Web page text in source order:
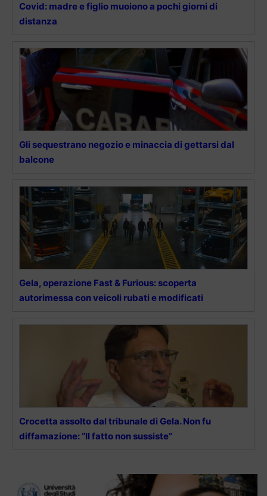
Covid: madre e figlio muoiono a pochi giorni di
distanza
Gli sequestrano negozio e minaccia di gettarsi dal
balcone
Gela, operazione Fast & Furious: scoperta
autorimessa con veicoli rubati e modificati
Crocetta assolto dal tribunale di Gela. Non fu
diffamazione: “Il fatto non sussiste”